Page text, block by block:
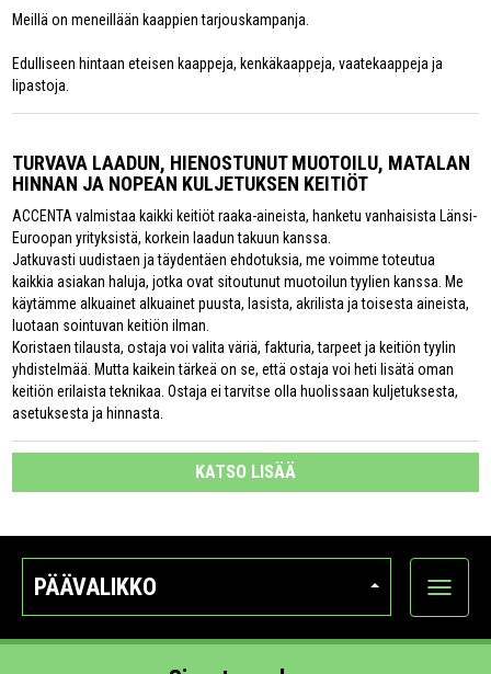
Meillä on meneillään kaappien tarjouskampanja.
Edulliseen hintaan eteisen kaappeja, kenkäkaappeja, vaatekaappeja ja
lipastoja.
TURVAVA LAADUN, HIENOSTUNUT MUOTOILU, MATALAN
HINNAN JA NOPEAN KULJETUKSEN KEITIÖT
ACCENTA valmistaa kaikki keitiöt raaka-aineista, hanketu vanhaisista Länsi-
Euroopan yrityksistä, korkein laadun takuun kanssa.
Jatkuvasti uudistaen ja täydentäen ehdotuksia, me voimme toteutua
kaikkia asiakan haluja, jotka ovat sitoutunut muotoilun tyylien kanssa. Me
käytämme alkuainet alkuainet puusta, lasista, akrilista ja toisesta aineista,
luotaan sointuvan keitiön ilman.
Koristaen tilausta, ostaja voi valita väriä, fakturia, tarpeet ja keitiön tyylin
yhdistelmää. Mutta kaikein tärkeä on se, että ostaja voi heti lisätä oman
keitiön erilaista teknikaa. Ostaja ei tarvitse olla huolissaan kuljetuksesta,
asetuksesta ja hinnasta.
KATSO LISÄÄ
PÄÄVALIKKO
Näytä